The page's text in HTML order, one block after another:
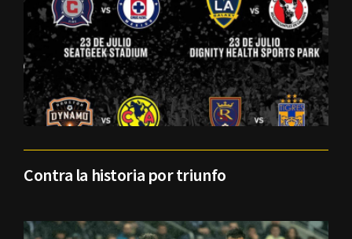
Contra la historia por triunfo